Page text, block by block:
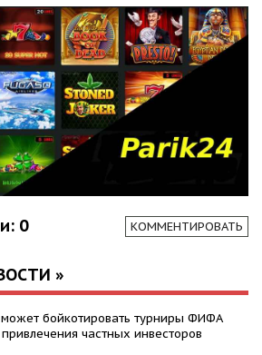
0 КОММЕНТИРОВАТЬ
»
бойкотировать турниры ФИФА
частных инвесторов